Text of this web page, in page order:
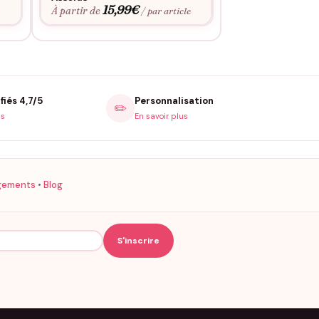
À partir de15,99€ / par article
4,7/5 ✏️ Personnalisation
En savoir plus
• Blog